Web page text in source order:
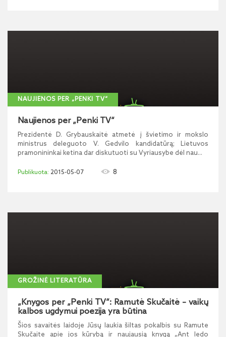
NAUJIENOS PER „PENKI TV“
Naujienos per „Penki TV“
Prezidentė D. Grybauskaitė atmetė į švietimo ir mokslo
ministrus deleguoto V. Gedvilo kandidatūrą; Lietuvos
pramonininkai ketina dar diskutuoti su Vyriausybe dėl nau...
2015-05-07 8
GROŽINĖ LITERATŪRA
„Knygos per „Penki TV“: Ramutė Skučaitė – vaikų
kalbos ugdymui poezija yra būtina
Šios savaitės laidoje Jūsų laukia šiltas pokalbis su Ramute
Skučaite apie jos kūrybą ir naujausią knygą „Ant ledo